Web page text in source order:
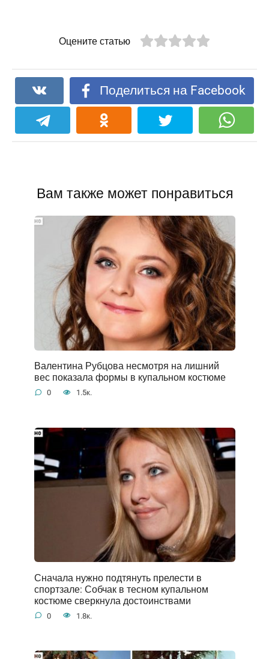
Оцените статью
Поделиться на Facebook
Вам также может понравиться
Валентина Рубцова несмотря на лишний
вес показала формы в купальном костюме
0 1.5к.
Сначала нужно подтянуть прелести в
спортзале: Собчак в тесном купальном
костюме сверкнула достоинствами
0 1.8к.